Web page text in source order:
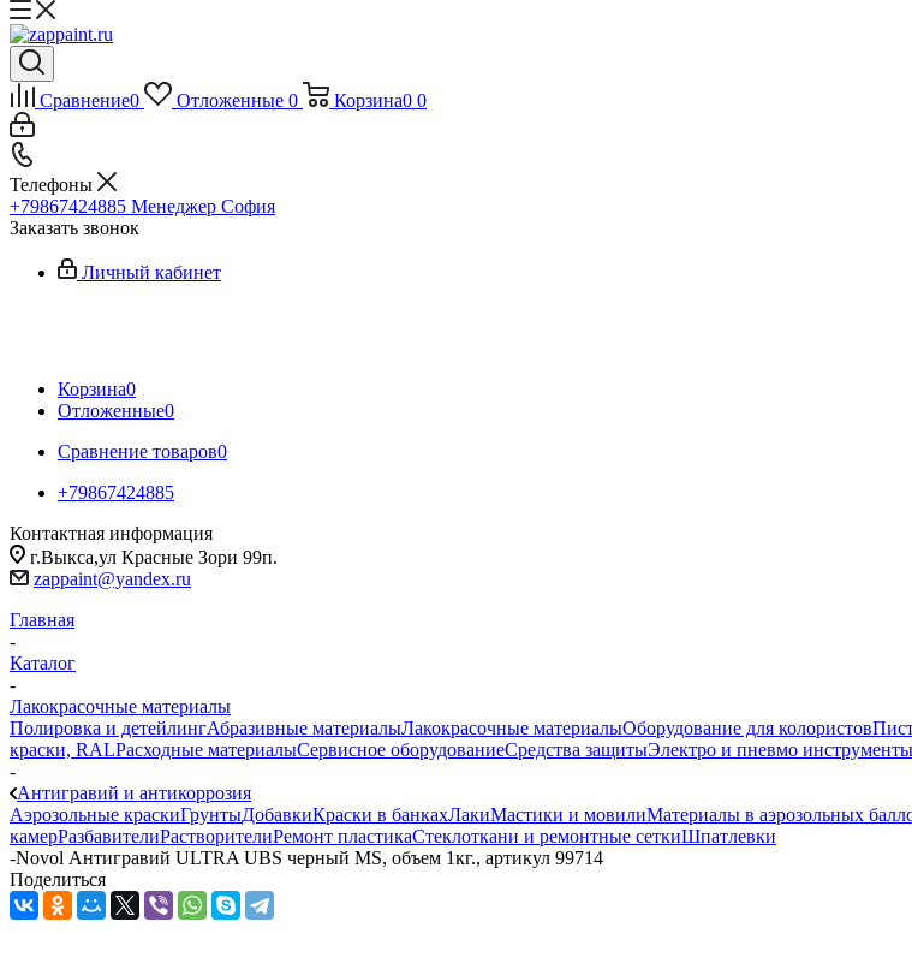
Сравнение0 Отложенные 0 Корзина0 0
Телефоны
+79867424885 Менеджер София
Заказать звонок
Личный кабинет
Корзина0
Отложенные0
Сравнение товаров0
+79867424885
Контактная информация
г.Выкса,ул Красные Зори 99п.
zappaint@yandex.ru
Главная
-
Каталог
-
Лакокрасочные материалы
Полировка и детейлингАбразивные материалыЛакокрасочные материалыОборудование для колористов
краски, RALРасходные материалыСервисное оборудованиеСредства защитыЭлектро и пневмо инструменты
-
Антигравий и антикоррозия
Аэрозольные краскиГрунтыДобавкиКраски в банкахЛакиМастики и мовилиМатериалы в аэрозольных
камерРазбавителиРастворителиРемонт пластикаСтеклоткани и ремонтные сеткиШпатлевки
-Novol Антигравий ULTRA UBS черный MS, объем 1кг., артикул 99714
Поделиться